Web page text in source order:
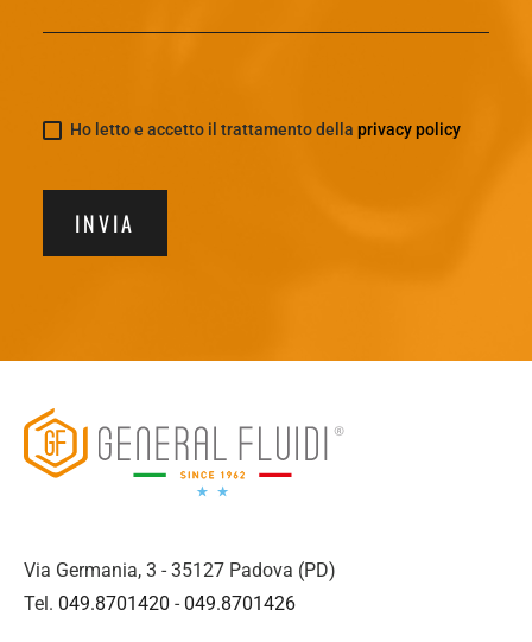
Ho letto e accetto il trattamento della privacy policy
INVIA
Via Germania, 3 - 35127 Padova (PD)
Tel. 049.8701420 - 049.8701426